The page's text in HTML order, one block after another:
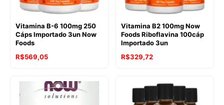
Vitamina B-6 100mg 250
Cáps Importado 3un Now
Foods
R$569,05
Vitamina B2 100mg Now
Foods Riboflavina 100cáp
Importado 3un
R$329,72